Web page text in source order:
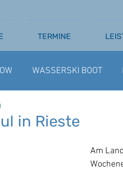
TERMINE
WASSERSKI BOOT
SEILBAHN
in Rieste
Am